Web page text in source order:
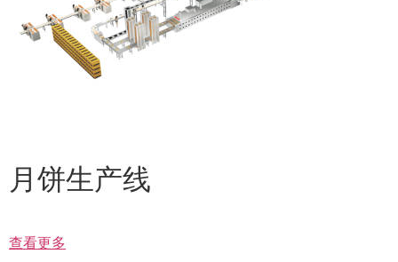
月饼生产线
查看更多